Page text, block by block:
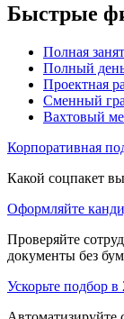
Быстрые
Полная
Полный
Проектная
Сменный
Вахтовый
Корпоративная
Какой соцпакет
Оформляйте
Проверяйте
документы без
Ускорьте подбор в